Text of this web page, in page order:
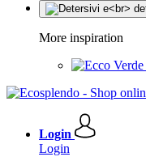
More inspiration
Login
Login